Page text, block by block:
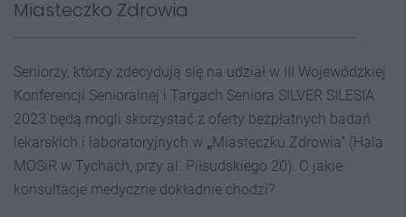
Miasteczko Zdrowia
Seniorzy, którzy zdecydują się na udział w III Wojewódzkiej
Konferencji Senioralnej i Targach Seniora SILVER SILESIA
2023 będą mogli skorzystać z oferty bezpłatnych badań
lekarskich i laboratoryjnych w „Miasteczku Zdrowia” (Hala
MOSiR w Tychach, przy al. Piłsudskiego 20). O jakie
konsultacje medyczne dokładnie chodzi?